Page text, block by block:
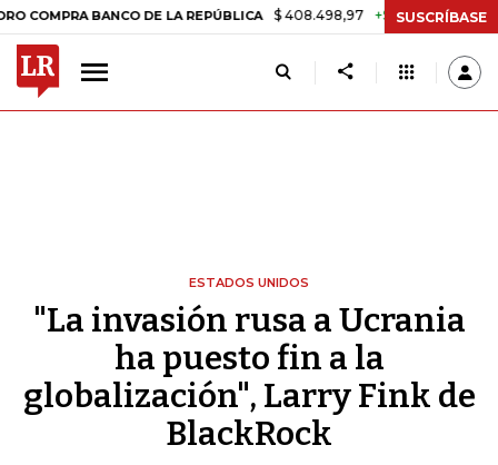
BANCO DE LA REPÚBLICA $ 408.498,97 +$ 8.753,81 +2,19%
SUSCRÍBASE
ESTADOS UNIDOS
"La invasión rusa a Ucrania
ha puesto fin a la
globalización", Larry Fink de
BlackRock